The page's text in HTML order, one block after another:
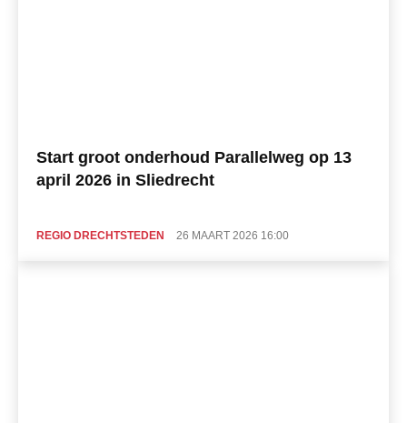
Start groot onderhoud Parallelweg op 13
april 2026 in Sliedrecht
REGIO DRECHTSTEDEN 26 MAART 2026 16:00